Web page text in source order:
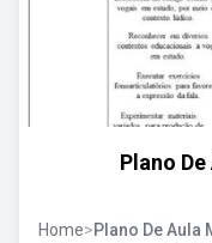
Plano
Home>Plano De Aula